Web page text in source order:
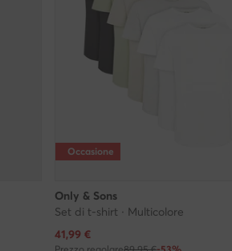
Occasione
Only & Sons
Set di t-shirt · Multicolore
Prezzo attuale
41,99 €